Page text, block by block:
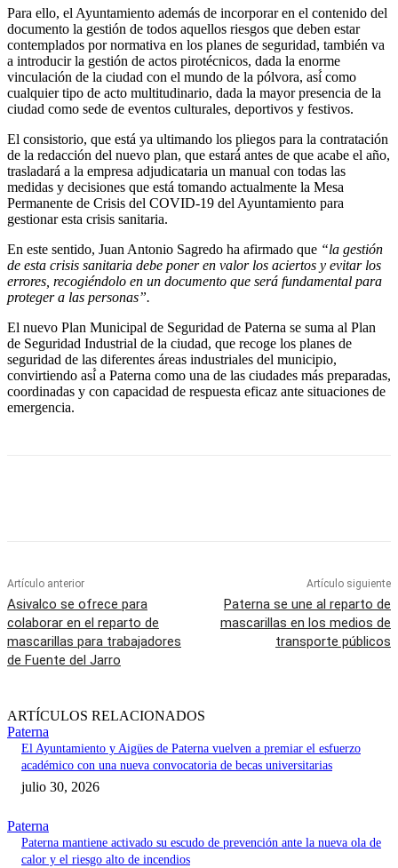
Para ello, el Ayuntamiento además de incorporar en el contenido del
documento la gestión de todos aquellos riesgos que deben estar
contemplados por normativa en los planes de seguridad, también va
a introducir la gestión de actos pirotécnicos, dada la enorme
vinculación de la ciudad con el mundo de la pólvora, así́ como
cualquier tipo de acto multitudinario, dada la mayor presencia de la
ciudad como sede de eventos culturales, deportivos y festivos.
El consistorio, que está ya ultimando los pliegos para la contratación
de la redacción del nuevo plan, que estará́ antes de que acabe el año,
trasladará a la empresa adjudicataria un manual con todas las
medidas y decisiones que está tomando actualmente la Mesa
Permanente de Crisis del COVID-19 del Ayuntamiento para
gestionar esta crisis sanitaria.
En este sentido, Juan Antonio Sagredo ha afirmado que “la gestión
de esta crisis sanitaria debe poner en valor los aciertos y evitar los
errores, recogiéndolo en un documento que será fundamental para
proteger a las personas”.
El nuevo Plan Municipal de Seguridad de Paterna se suma al Plan
de Seguridad Industrial de la ciudad, que recoge los planes de
seguridad de las diferentes áreas industriales del municipio,
convirtiendo así́ a Paterna como una de las ciudades más preparadas,
coordinadas y con capacidad de respuesta eficaz ante situaciones de
emergencia.
Artículo anterior
Asivalco se ofrece para
colaborar en el reparto de
mascarillas para trabajadores
de Fuente del Jarro
Artículo siguiente
Paterna se une al reparto de
mascarillas en los medios de
transporte públicos
ARTÍCULOS RELACIONADOS
Paterna
El Ayuntamiento y Aigües de Paterna vuelven a premiar el esfuerzo
académico con una nueva convocatoria de becas universitarias
julio 30, 2026
Paterna
Paterna mantiene activado su escudo de prevención ante la nueva ola de
calor y el riesgo alto de incendios